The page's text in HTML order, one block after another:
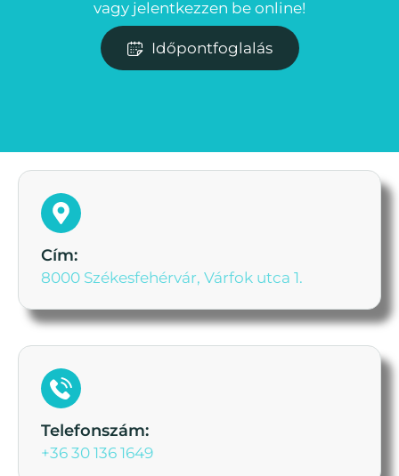
vagy jelentkezzen be online!
Időpontfoglalás
Cím:
8000 Székesfehérvár, Várfok utca 1.
Telefonszám:
+36 30 136 1649